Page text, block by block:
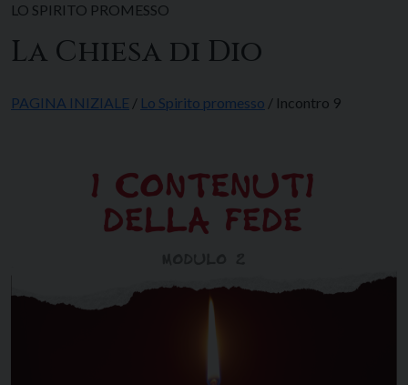
LO SPIRITO PROMESSO
La Chiesa di Dio
PAGINA INIZIALE / Lo Spirito promesso / Incontro 9